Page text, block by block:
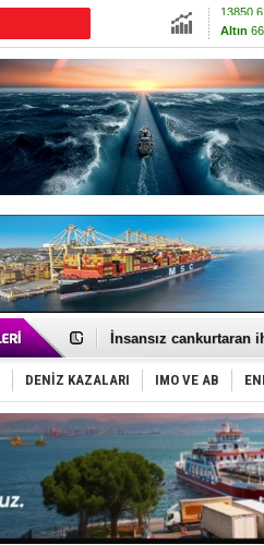
Euro
GİMBİRDER gemi
İnsansız cankurtaran
Yüzyıl sonra ilk kez
Anadolu Tersanesi
Derince, ILCA
Tüpraş, ham petrol
İTU AUV, Dünya’da 2.
LNG taşımacılığında
PROYAD, yat
Türkiye-Irak enerji
Türk Armatöre
Deniz turizminde yeni
DENİZ KAZALARI IMO VE AB